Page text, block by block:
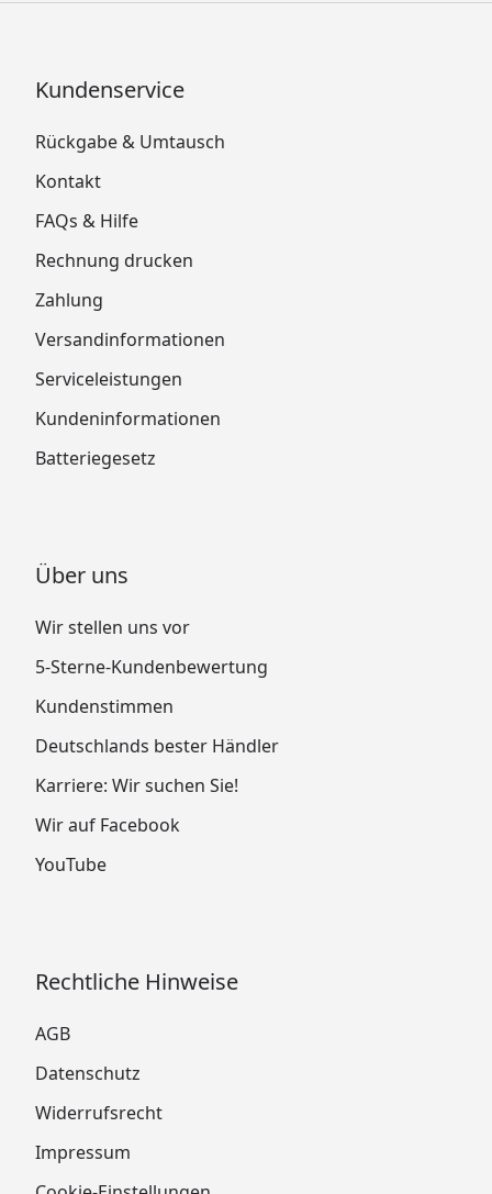
Kundenservice
Rückgabe & Umtausch
Kontakt
FAQs & Hilfe
Rechnung drucken
Zahlung
Versandinformationen
Serviceleistungen
Kundeninformationen
Batteriegesetz
Über uns
Wir stellen uns vor
5-Sterne-Kundenbewertung
Kundenstimmen
Deutschlands bester Händler
Karriere: Wir suchen Sie!
Wir auf Facebook
YouTube
Rechtliche Hinweise
AGB
Datenschutz
Widerrufsrecht
Impressum